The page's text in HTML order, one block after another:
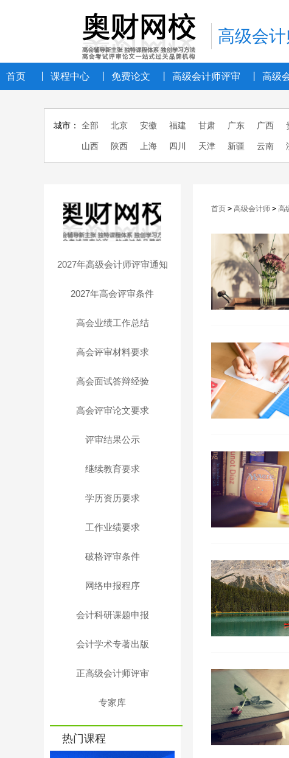
高级会
首页 课程中心 免费论文 高级会计师评审 高级
城市： 全部 北京 安徽 福建 甘肃 广东 广西
山西 陕西 上海 四川 天津 新疆 云南
2027年高级会计师评审通知
2027年高会评审条件
高会业绩工作总结
高会评审材料要求
高会面试答辩经验
高会评审论文要求
评审结果公示
继续教育要求
学历资历要求
工作业绩要求
破格评审条件
网络申报程序
会计科研课题申报
会计学术专著出版
正高级会计师评审
专家库
热门课程
首页 > 高级会计师 > 高